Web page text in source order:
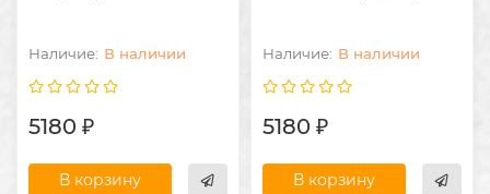
В наличии
5180 ₽
В корзину
В наличии
5180 ₽
В корзину